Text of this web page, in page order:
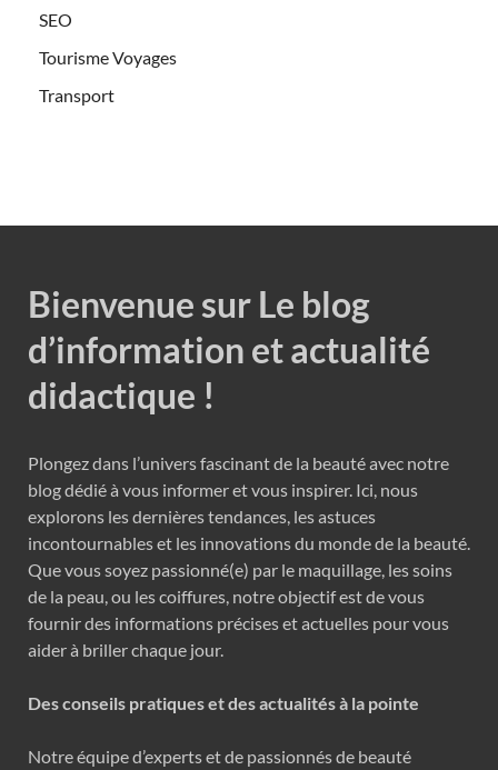
SEO
Tourisme Voyages
Transport
Bienvenue sur Le blog
d’information et actualité
didactique !
Plongez dans l’univers fascinant de la beauté avec notre
blog dédié à vous informer et vous inspirer. Ici, nous
explorons les dernières tendances, les astuces
incontournables et les innovations du monde de la beauté.
Que vous soyez passionné(e) par le maquillage, les soins
de la peau, ou les coiffures, notre objectif est de vous
fournir des informations précises et actuelles pour vous
aider à briller chaque jour.
Des conseils pratiques et des actualités à la pointe
Notre équipe d’experts et de passionnés de beauté